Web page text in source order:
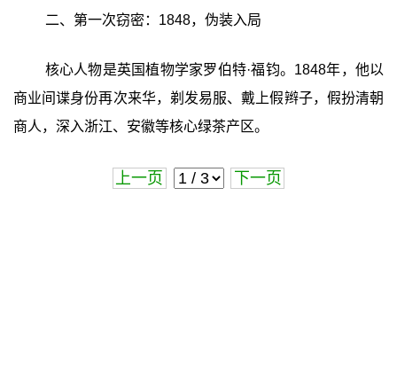
二、第一次窃密：1848，伪装入局
核心人物是英国植物学家罗伯特·福钧。1848年，他以
商业间谍身份再次来华，剃发易服、戴上假辫子，假扮清朝
商人，深入浙江、安徽等核心绿茶产区。
上一页 下一页